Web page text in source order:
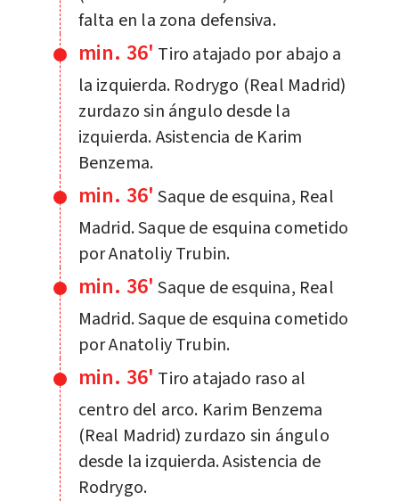
falta en la zona defensiva.
min. 36' Tiro atajado por abajo a
la izquierda. Rodrygo (Real Madrid)
zurdazo sin ángulo desde la
izquierda. Asistencia de Karim
Benzema.
min. 36' Saque de esquina, Real
Madrid. Saque de esquina cometido
por Anatoliy Trubin.
min. 36' Saque de esquina, Real
Madrid. Saque de esquina cometido
por Anatoliy Trubin.
min. 36' Tiro atajado raso al
centro del arco. Karim Benzema
(Real Madrid) zurdazo sin ángulo
desde la izquierda. Asistencia de
Rodrygo.